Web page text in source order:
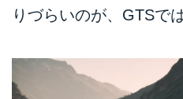
りづらいのが、GTSで